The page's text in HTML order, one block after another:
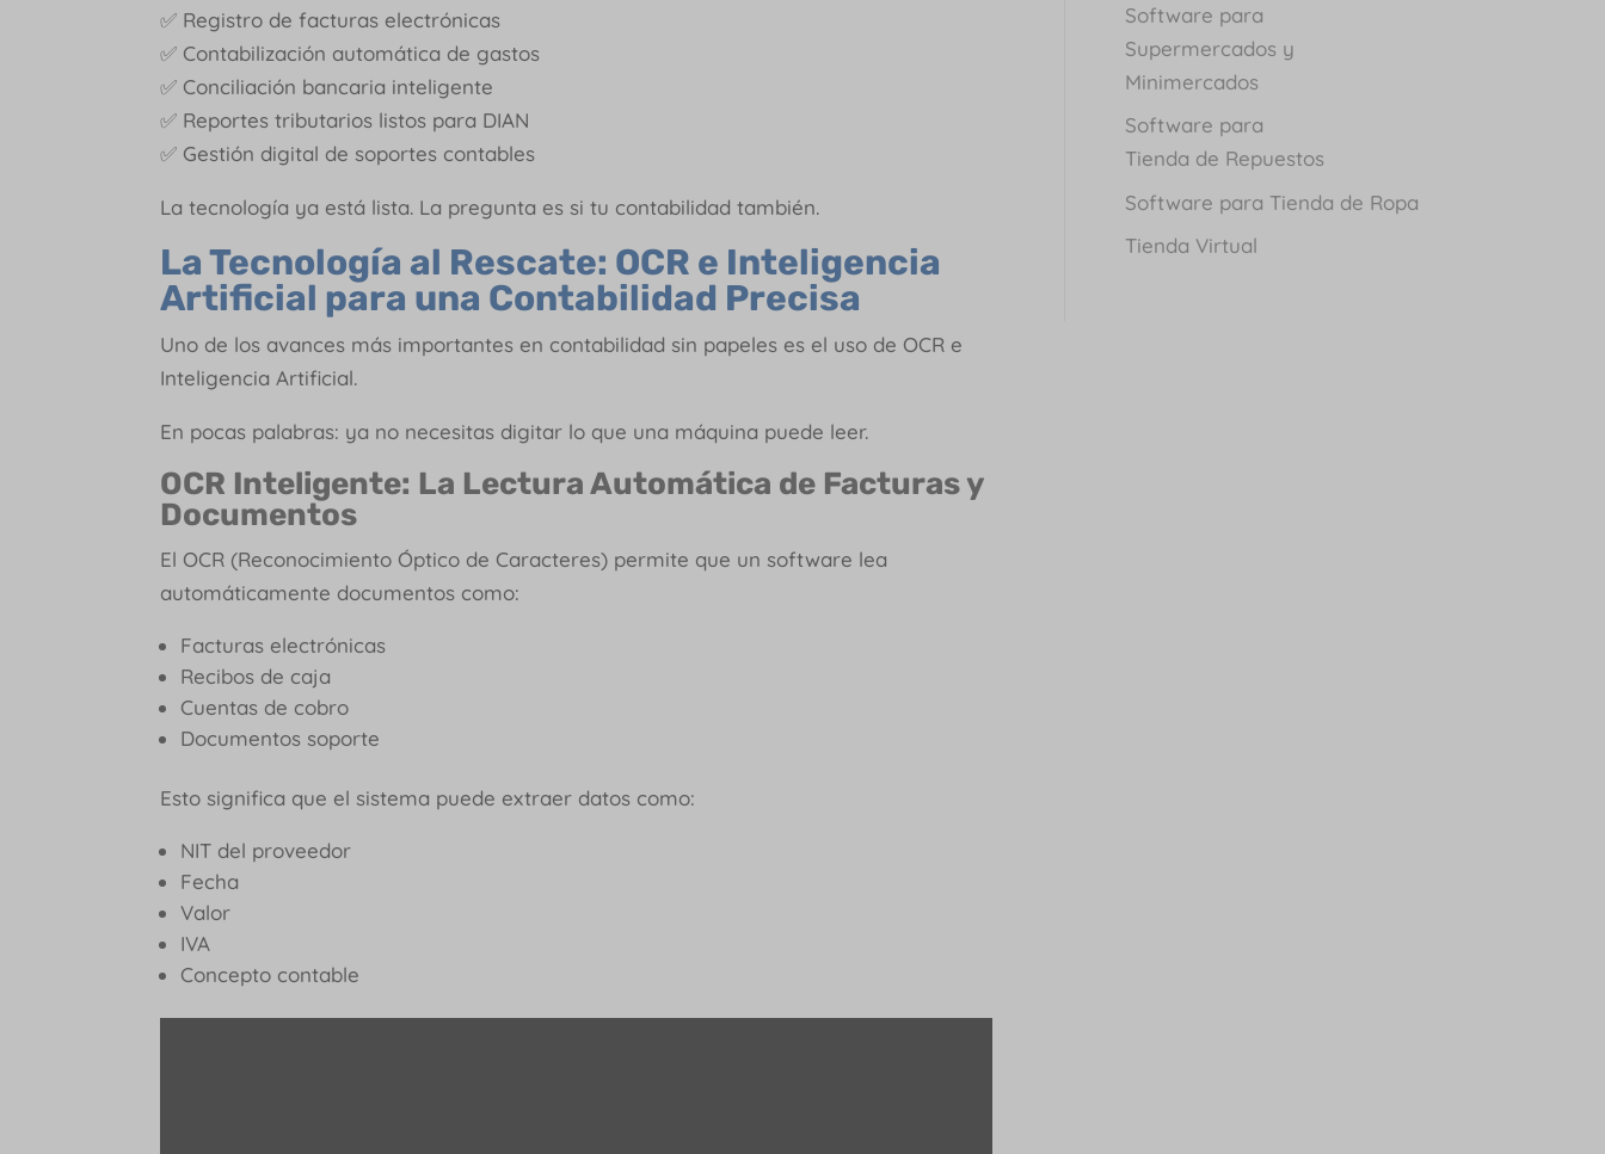
✅ Registro de facturas electrónicas
✅ Contabilización automática de gastos
✅ Conciliación bancaria inteligente
✅ Reportes tributarios listos para DIAN
✅ Gestión digital de soportes contables
La tecnología ya está lista. La pregunta es si tu contabilidad también.
La Tecnología al Rescate: OCR e Inteligencia
Artificial para una Contabilidad Precisa
Uno de los avances más importantes en contabilidad sin papeles es el uso de OCR e
Inteligencia Artificial.
En pocas palabras: ya no necesitas digitar lo que una máquina puede leer.
OCR Inteligente: La Lectura Automática de Facturas y
Documentos
El OCR (Reconocimiento Óptico de Caracteres) permite que un software lea
automáticamente documentos como:
Facturas electrónicas
Recibos de caja
Cuentas de cobro
Documentos soporte
Esto significa que el sistema puede extraer datos como:
NIT del proveedor
Fecha
Valor
IVA
Concepto contable
Software para
Supermercados y
Minimercados
Software para
Tienda de Repuestos
Software para Tienda de Ropa
Tienda Virtual